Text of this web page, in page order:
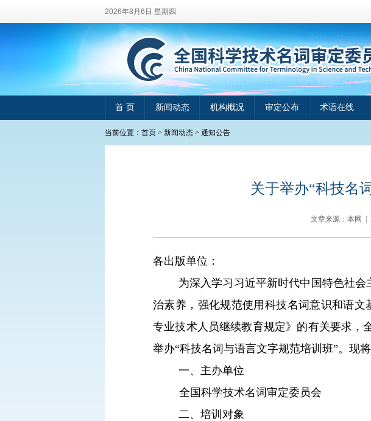
2026年8月6日 星期四
首 页 新闻动态 机构概况 审定公布 术语在线
当前位置： 首页 > 新闻动态 > 通知公告
关于举办“科技名
文章来源：本网 |
各出版单位：
为深入学习习近平新时代中国特色社
治素养，强化规范使用科技名词意识和语
专业技术人员继续教育规定》的有关要求，
举办“科技名词与语言文字规范培训班”。现
一、主办单位
全国科学技术名词审定委员会
二、培训对象